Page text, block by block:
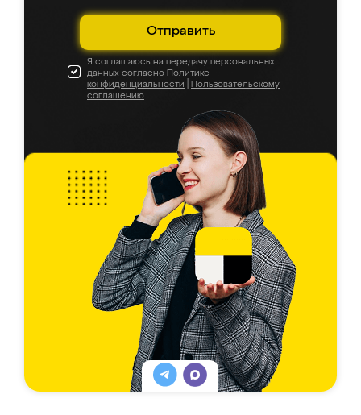
Отправить
Я соглашаюсь на передачу персональных
данных согласно Политике
конфиденциальности
Пользовательскому
соглашению